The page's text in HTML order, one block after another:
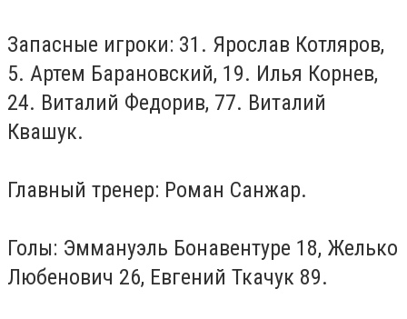
Запасные игроки: 31. Ярослав Котляров,
5. Артем Барановский, 19. Илья Корнев,
24. Виталий Федорив, 77. Виталий
Квашук.
Главный тренер: Роман Санжар.
Голы: Эммануэль Бонавентуре 18, Желько
Любенович 26, Евгений Ткачук 89.